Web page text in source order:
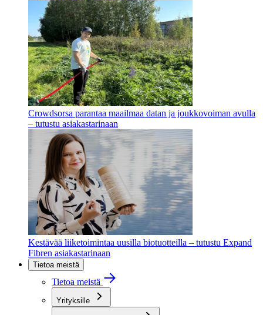
Crowdsorsa parantaa maailmaa datan ja joukkovoiman avulla
– tutustu asiakastarinaan
Kestävää liiketoimintaa uusilla biotuotteilla – tutustu Expand
Fibren asiakastarinaan
Tietoa meistä
Tietoa meistä
Yrityksille